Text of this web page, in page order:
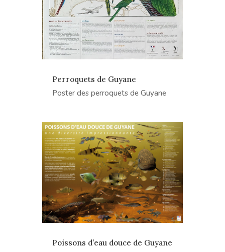
Perroquets de Guyane
Poster des perroquets de Guyane
Poissons d’eau douce de Guyane